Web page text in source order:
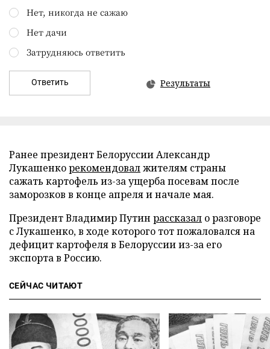
Нет, никогда не сажаю
Нет дачи
Затрудняюсь ответить
Ответить Результаты
Ранее президент Белоруссии Александр
Лукашенкорекомендовалжителям страны
сажать картофель из-за ущерба посевам после
заморозков в конце апреля и начале мая.
Президент Владимир Путин рассказал о разговоре
с Лукашенко, в ходе которого тот пожаловался на
дефицит картофеля в Белоруссии из-за его
экспорта в Россию.
СЕЙЧАС ЧИТАЮТ